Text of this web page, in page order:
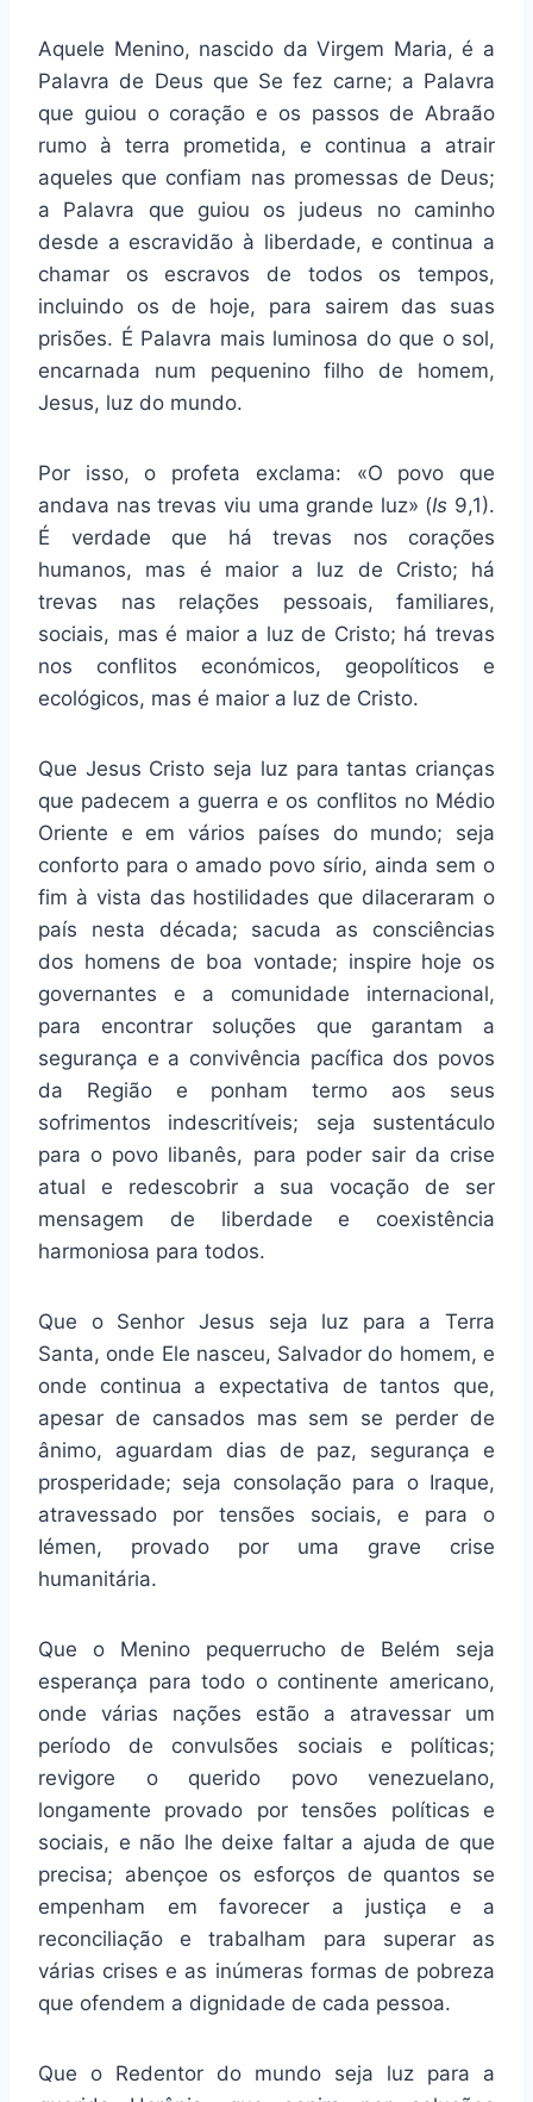
Aquele Menino, nascido da Virgem Maria, é a
Palavra de Deus que Se fez carne; a Palavra
que guiou o coração e os passos de Abraão
rumo à terra prometida, e continua a atrair
aqueles que confiam nas promessas de Deus;
a Palavra que guiou os judeus no caminho
desde a escravidão à liberdade, e continua a
chamar os escravos de todos os tempos,
incluindo os de hoje, para sairem das suas
prisões. É Palavra mais luminosa do que o sol,
encarnada num pequenino filho de homem,
Jesus, luz do mundo.
Por isso, o profeta exclama: «O povo que
andava nas trevas viu uma grande luz» (Is 9,1).
É verdade que há trevas nos corações
humanos, mas é maior a luz de Cristo; há
trevas nas relações pessoais, familiares,
sociais, mas é maior a luz de Cristo; há trevas
nos conflitos económicos, geopolíticos e
ecológicos, mas é maior a luz de Cristo.
Que Jesus Cristo seja luz para tantas crianças
que padecem a guerra e os conflitos no Médio
Oriente e em vários países do mundo; seja
conforto para o amado povo sírio, ainda sem o
fim à vista das hostilidades que dilaceraram o
país nesta década; sacuda as consciências
dos homens de boa vontade; inspire hoje os
governantes e a comunidade internacional,
para encontrar soluções que garantam a
segurança e a convivência pacífica dos povos
da Região e ponham termo aos seus
sofrimentos indescritíveis; seja sustentáculo
para o povo libanês, para poder sair da crise
atual e redescobrir a sua vocação de ser
mensagem de liberdade e coexistência
harmoniosa para todos.
Que o Senhor Jesus seja luz para a Terra
Santa, onde Ele nasceu, Salvador do homem, e
onde continua a expectativa de tantos que,
apesar de cansados mas sem se perder de
ânimo, aguardam dias de paz, segurança e
prosperidade; seja consolação para o Iraque,
atravessado por tensões sociais, e para o
Iémen, provado por uma grave crise
humanitária.
Que o Menino pequerrucho de Belém seja
esperança para todo o continente americano,
onde várias nações estão a atravessar um
período de convulsões sociais e políticas;
revigore o querido povo venezuelano,
longamente provado por tensões políticas e
sociais, e não lhe deixe faltar a ajuda de que
precisa; abençoe os esforços de quantos se
empenham em favorecer a justiça e a
reconciliação e trabalham para superar as
várias crises e as inúmeras formas de pobreza
que ofendem a dignidade de cada pessoa.
Que o Redentor do mundo seja luz para a